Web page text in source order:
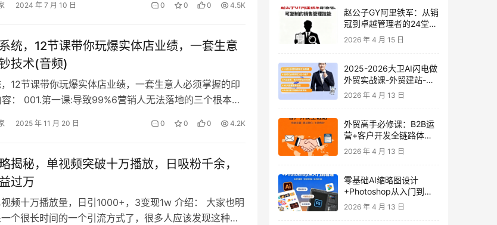
2024 年 7 月 10 日 0 0 0 4.5K
统，12节课带你玩爆实体店业绩，一套生意
技术(音频)
12节课带你玩爆实体店业绩，一套生意人必须掌握的印
： 001.第一课:导致99%6营销人无法落地的三个根本原
2025 年 11 月 20 日 0 0 0 4.2K
揭秘，单视频突破十万播放，日吸粉千余，
过万
频十万播放量，日引1000+，3变现1w 介绍： 大家也明
个很长时间的一个引流方式了，很多人应该发现这种视
赵公子GY阿里铁军：从销
冠到卓越管理者的24堂实
战课
2026 年 4 月 15 日
2025-2026大卫AI闪电做
外贸实战课-外贸建站-开
发客户-内容营销-从0到3
2026 年 4 月 13 日
外贸高手必修课：B2B运
营+客户开发全链路体系
课 | 从0到1成为外贸精英
2026 年 4 月 13 日
零基础AI缩略图设计
+Photoshop从入门到精
通 全套教程（含形象照拍
2026 年 4 月 13 日